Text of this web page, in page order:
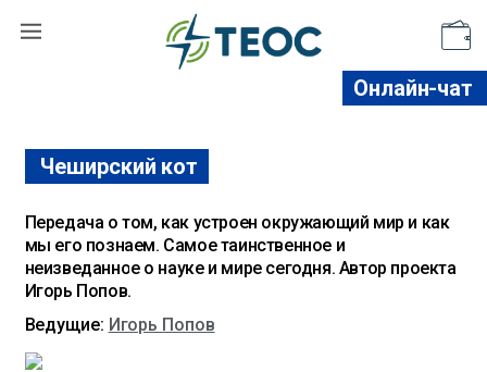
Онлайн-чат
Чеширский кот
Передача о том, как устроен окружающий мир и как
мы его познаем. Самое таинственное и
неизведанное о науке и мире сегодня. Автор проекта
Игорь Попов.
Ведущие: Игорь Попов